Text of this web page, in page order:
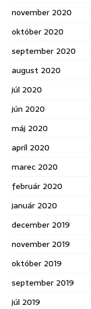
november 2020
október 2020
september 2020
august 2020
júl 2020
jún 2020
máj 2020
apríl 2020
marec 2020
február 2020
január 2020
december 2019
november 2019
október 2019
september 2019
júl 2019